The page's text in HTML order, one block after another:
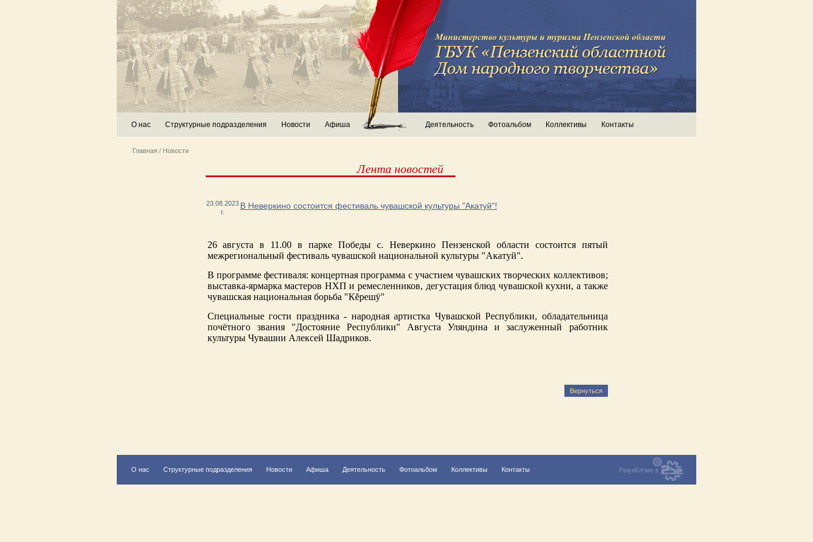
О нас Структурные подразделения Новости Афиша Деятельность Фотоальбом Коллективы Контакты
Главная / Новости
Лента новостей
23.08.2023
г.
В Неверкино состоится фестиваль чувашской культуры "Акатуй"!
26 августа в 11.00 в парке Победы с. Неверкино Пензенской области состоится пятый
межрегиональный фестиваль чувашской национальной культуры "Акатуй".
В программе фестиваля: концертная программа с участием чувашских творческих коллективов;
выставка-ярмарка мастеров НХП и ремесленников, дегустация блюд чувашской кухни, а также
чувашская национальная борьба "Кĕрешÿ"
Специальные гости праздника - народная артистка Чувашской Республики, обладательница
почётного звания "Достояние Республики" Августа Уляндина и заслуженный работник
культуры Чувашии Алексей Шадриков.
Вернуться
О нас Структурные подразделения Новости Афиша Деятельность Фотоальбом Коллективы Контакты